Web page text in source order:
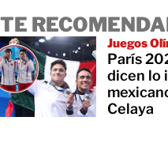
TE
Juegos
París
dicen lo
Celaya